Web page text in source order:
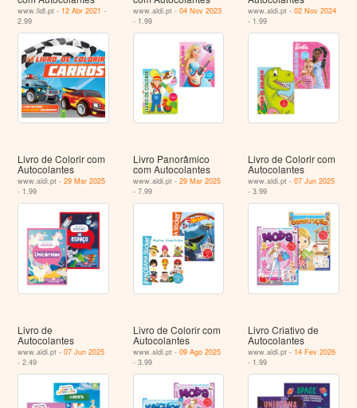
www.lidl.pt - 12 Abr 2021 -
2.99
www.aldi.pt - 04 Nov 2023
- 1.99
www.aldi.pt -02 Nov 2024
- 1.99
Livro de Colorir com
Autocolantes
www.aldi.pt -29 Mar 2025
- 1.99
Livro Panorâmico
com Autocolantes
www.aldi.pt - 29 Mar 2025
- 7.99
Livro de Colorir com
Autocolantes
www.aldi.pt -07 Jun 2025
- 3.99
Livro de
Autocolantes
www.aldi.pt -07 Jun 2025
- 2.49
Livro de Colorir com
Autocolantes
www.aldi.pt - 09 Ago 2025
- 3.99
Livro Criativo de
Autocolantes
www.aldi.pt - 14 Fev 2026
- 1.99